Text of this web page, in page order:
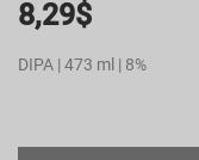
8,29$
DIPA | 473 ml | 8%